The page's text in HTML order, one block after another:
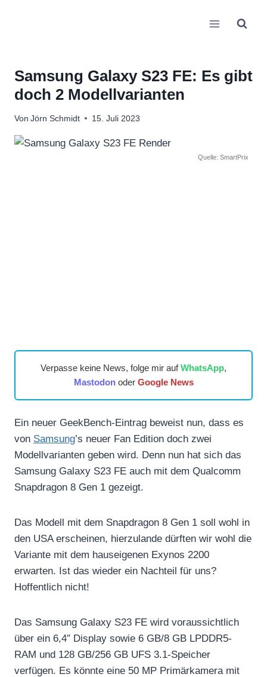
Samsung Galaxy S23 FE: Es gibt
doch 2 Modellvarianten
Von Jörn Schmidt 15. Juli 2023
Quelle: SmartPrix
Verpasse keine News, folge mir aufWhatsApp,
Mastodonoder Google News
Ein neuer GeekBench-Eintrag beweist nun, dass es
von Samsung’s neuer Fan Edition doch zwei
Modellvarianten geben wird. Denn nun hat sich das
Samsung Galaxy S23 FE auch mit dem Qualcomm
Snapdragon 8 Gen 1 gezeigt.
Das Modell mit dem Snapdragon 8 Gen 1 soll wohl in
den USA erscheinen, hierzulande dürften wir wohl die
Variante mit dem hauseigenen Exynos 2200
erwarten. Ist das wieder ein Nachteil für uns?
Hoffentlich nicht!
Das Samsung Galaxy S23 FE wird voraussichtlich
über ein 6,4″ Display sowie 6 GB/8 GB LPDDR5-
RAM und 128 GB/256 GB UFS 3.1-Speicher
verfügen. Es könnte eine 50 MP Primärkamera mit